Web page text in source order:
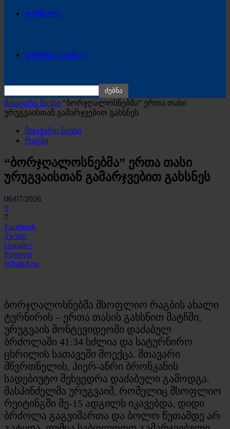
ჟურნალი
ფოტოგალერეა
მთავარი ნიუსი “ბორჯღალოსნებმა” ერთა თასი
ურუგვაისთან გამარჯვებით გახსნეს
მთავარი ნიუსი
რაგბი
“ბორჯღალოსნებმა” ერთა თასი
ურუგვაისთან გამარჯვებით გახსნეს
06/07/2026
0
7
Facebook
Twitter
Google+
Pinterest
WhatsApp
ბორჯღალოსნებმა მსოფლიო რაგბის ახალი
ტურნირის – ერთა თასის გახსნით მატჩში,
ურუგვაის მონტევიდეოში დაძაბულ
ბრძოლაში 41:34 სძლია და სატურნირო
ცხრილის სათავეში მოექცა. მთავარი
მწვრთნელის, პიერ-ანრი ბრონკანის
სადებიუტო შეხვედრა დაძაბული გამოდგა.
მასპინძელმა ურუგვაიმ, რომელიც მსოფლიო
რეიტინგში მე-15 ადგილს იკავებდა, დიდი
ბრძოლა გაგვიმართა და ბოლო წუთამდე არ